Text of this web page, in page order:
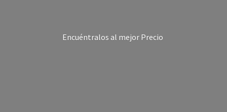
Encuéntralos al mejor Precio